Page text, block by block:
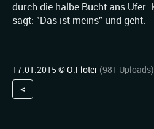
durch die halbe Bucht ans Ufer.
sagt: "Das ist meins" und geht.
17.01.2015 ©O.Flöter (981 Uploads)
<